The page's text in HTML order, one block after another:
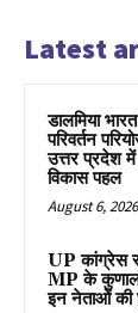
Latest
डालमिया
परिवर्तन
उत्तर प्रदेश में
विकास पहल
August 6, 2026
UP कांग्रेस
MP के कुणाल
इन नेताओं की